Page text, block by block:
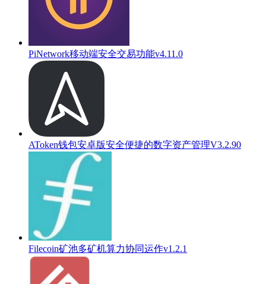
PiNetwork移动端安全交易功能v4.11.0
AToken钱包安卓版安全便捷的数字资产管理V3.2.90
Filecoin矿池多矿机算力协同运作v1.2.1